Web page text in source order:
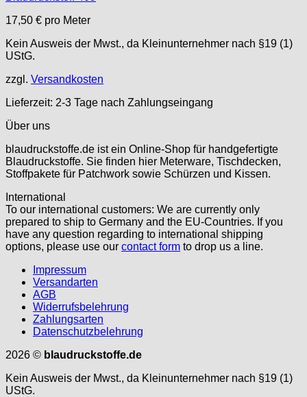
17,50 € pro Meter
Kein Ausweis der Mwst., da Kleinunternehmer nach §19 (1)
UStG.
zzgl. Versandkosten
Lieferzeit: 2-3 Tage nach Zahlungseingang
Über uns
blaudruckstoffe.de ist ein Online-Shop für handgefertigte
Blaudruckstoffe. Sie finden hier Meterware, Tischdecken,
Stoffpakete für Patchwork sowie Schürzen und Kissen.
International
To our international customers: We are currently only
prepared to ship to Germany and the EU-Countries. If you
have any question regarding to international shipping
options, please use our contact form to drop us a line.
Impressum
Versandarten
AGB
Widerrufsbelehrung
Zahlungsarten
Datenschutzbelehrung
2026 © blaudruckstoffe.de
Kein Ausweis der Mwst., da Kleinunternehmer nach §19 (1)
UStG.